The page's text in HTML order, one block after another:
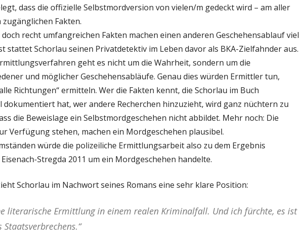
dass die offizielle Selbstmordversion von vielen/m gedeckt wird – am aller
Fakten.
recht umfangreichen Fakten machen einen anderen Geschehensablauf viel
stattet Schorlau seinen Privatdetektiv im Leben davor als BKA-Zielfahnder aus.
geht es nicht um die Wahrheit, sondern um die
und möglicher Geschehensabläufe. Genau dies würden Ermittler tun,
Richtungen“ ermitteln. Wer die Fakten kennt, die Schorlau im Buch
hat, wer andere Recherchen hinzuzieht, wird ganz nüchtern zu
die Beweislage ein Selbstmordgeschehen nicht abbildet. Mehr noch: Die
Verfügung stehen, machen ein Mordgeschehen plausibel.
würde die polizeiliche Ermittlungsarbeit also zu dem Ergebnis
Stregda 2011 um ein Mordgeschehen handelte.
Schorlau im Nachwort seines Romans eine sehr klare Position:
literarische Ermittlung in einem realen Kriminalfall. Und ich fürchte, es ist